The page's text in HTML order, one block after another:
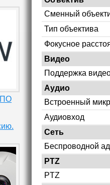
ПО
Сменный
Тип объектива
Фокусное
Видео
Поддержка
Аудио
Встроенный
Аудиовход
Сеть
Беспроводной
PTZ
PTZ